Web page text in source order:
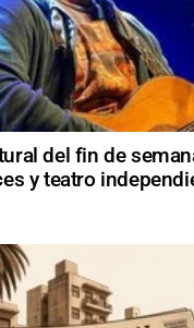
del fin de
y teatro